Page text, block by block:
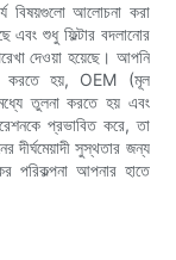
বিষয়গুলো আলোচনা করা
এবং শুধু ফিল্টার বদলানোর
দেওয়া হয়েছে। আপনি
করতে হয়, OEM (মূল
তুলনা করতে হয় এবং
প্রভাবিত করে, তা
দীর্ঘমেয়াদী সুস্থতার জন্য
পরিকল্পনা আপনার হাতে